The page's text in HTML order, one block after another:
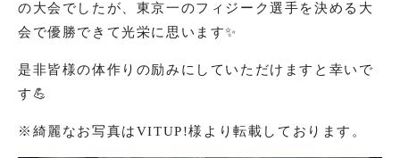
の大会でしたが、東京一のフィジーク選手を決める大
会で優勝できて光栄に思います✨
是非皆様の体作りの励みにしていただけますと幸いで
す💪
※綺麗なお写真はVITUP!様より転載しております。